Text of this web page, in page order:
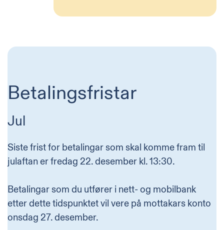
Betalingsfristar
Jul
Siste frist for betalingar som skal komme fram til
julaftan er fredag 22. desember kl. 13:30.
Betalingar som du utfører i nett- og mobilbank
etter dette tidspunktet vil vere på mottakars konto
onsdag 27. desember.